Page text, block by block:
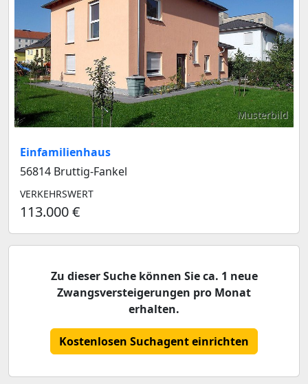
Musterbild
Einfamilienhaus
56814 Bruttig-Fankel
VERKEHRSWERT
113.000 €
Zu dieser Suche können Sie ca. 1 neue
Zwangsversteigerungen pro Monat
erhalten.
Kostenlosen Suchagent einrichten